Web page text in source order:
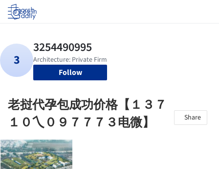
Log in
Follow
老挝代孕包成功价格【１３７
１０乀０９７７７３电微】
Share